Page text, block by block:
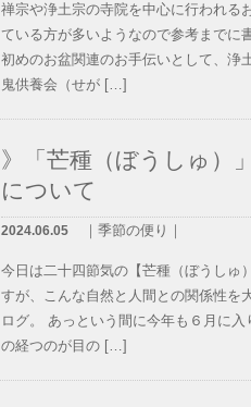
禅宗や浄土宗の寺院を中心に行われる
ている方が多いようなので参考までに
初めのお盆関連のお手伝いとして、浄
鬼供養会（せが […]
》「芒種（ぼうしゅ）
について
2024.06.05 ｜季節の便り｜
今日は二十四節気の【芒種（ぼうしゅ
すが、こんな自然と人間との関係性を
ログ。 あっという間に今年も６月に
の経つのが目の […]